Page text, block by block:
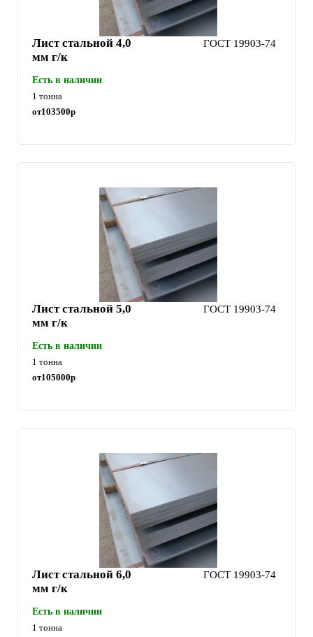
Лист стальной 4,0
мм г/к
ГОСТ 19903-74
Есть в наличии
1 тонна
от103500р
Лист стальной 5,0
мм г/к
ГОСТ 19903-74
Есть в наличии
1 тонна
от105000р
Лист стальной 6,0
мм г/к
ГОСТ 19903-74
Есть в наличии
1 тонна